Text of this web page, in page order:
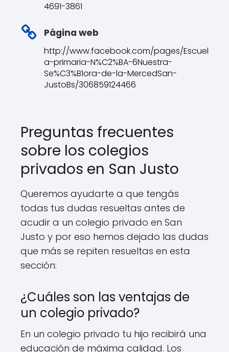
4691-3861
Página web
http://www.facebook.com/pages/Escuel
a-primaria-N%C2%BA-6Nuestra-
Se%C3%B1ora-de-la-MercedSan-
JustoBs/306859124466
Preguntas frecuentes
sobre los colegios
privados en San Justo
Queremos ayudarte a que tengás
todas tus dudas resueltas antes de
acudir a un colegio privado en San
Justo y por eso hemos dejado las dudas
que más se repiten resueltas en esta
sección:
¿Cuáles son las ventajas de
un colegio privado?
En un colegio privado tu hijo recibirá una
educación de máxima calidad. Los